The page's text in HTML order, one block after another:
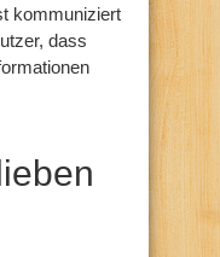
kommuniziert
dass